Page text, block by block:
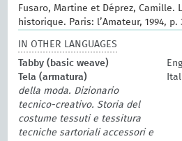
Fusaro, Martine et Déprez, Camille.
historique. Paris: l’Amateur, 1994, p.
IN OTHER LANGUAGES
Tabby (basic weave)
Tela (armatura)
della moda. Dizionario
tecnico-creativo. Storia del
costume tessuti e tessitura
tecniche sartoriali accessori e